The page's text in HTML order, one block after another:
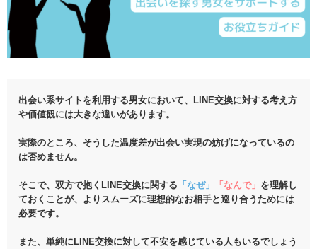
出会い系サイトを利用する男女において、LINE交換に対する考え方
や価値観には大きな違いがあります。
実際のところ、そうした温度差が出会い実現の妨げになっているの
は否めません。
そこで、双方で抱くLINE交換に関する 「なぜ」 「なんで」 を理解し
ておくことが、よりスムーズに理想的なお相手と巡り合うためには
必要です。
また、単純にLINE交換に対して不安を感じている人もいるでしょう